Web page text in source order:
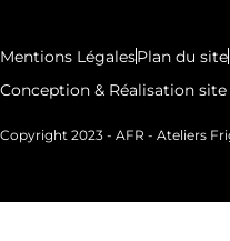
Mentions LégalesPlan du site
Conception & Réalisation
Copyright 2023 - AFR - Ateliers